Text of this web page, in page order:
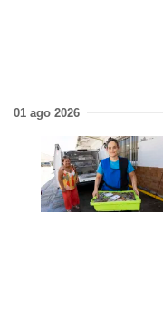
01 ago 2026